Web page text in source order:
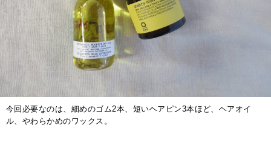
今回必要なのは、細めのゴム2本、短いヘアピン3本ほど、ヘアオイ
ル、やわらかめのワックス。